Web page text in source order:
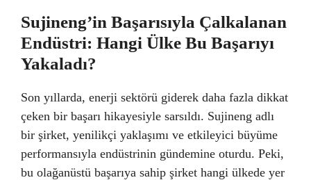
Sujineng’in Başarısıyla Çalkalanan
Endüstri: Hangi Ülke Bu Başarıyı
Yakaladı?
Son yıllarda, enerji sektörü giderek daha fazla dikkat
çeken bir başarı hikayesiyle sarsıldı. Sujineng adlı
bir şirket, yenilikçi yaklaşımı ve etkileyici büyüme
performansıyla endüstrinin gündemine oturdu. Peki,
bu olağanüstü başarıya sahip şirket hangi ülkede yer